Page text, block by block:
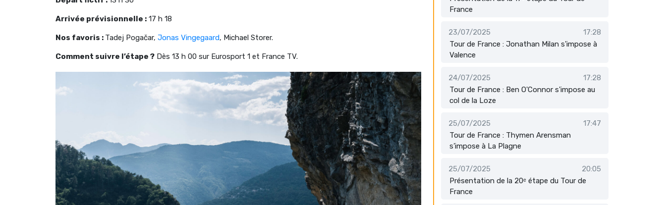
Arrivée prévisionnelle : 17 h 18
Nos favoris : Tadej Pogačar, Jonas Vingegaard, Michael Storer.
Comment suivre l’étape ? Dès 13 h 00 sur Eurosport 1 et France TV.
France
23/07/2025
17:28
Tour de France : Jonathan Milan s'impose à
Valence
24/07/2025
17:28
Tour de France : Ben O'Connor s'impose au
col de la Loze
25/07/2025
17:47
Tour de France : Thymen Arensman
s’impose à La Plagne
25/07/2025
20:05
Présentation de la 20ᵉ étape du Tour de
France